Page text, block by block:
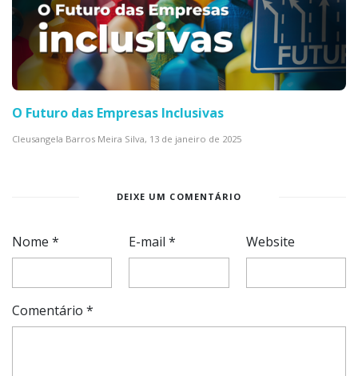
O Futuro das Empresas Inclusivas
Cleusangela Barros Meira Silva, 13 de janeiro de 2025
DEIXE UM COMENTÁRIO
Nome * E-mail* Website
Comentário *